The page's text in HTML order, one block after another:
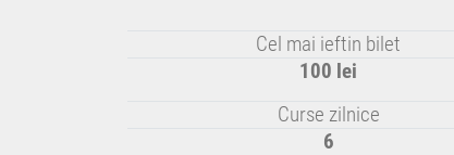
Cel mai ieftin bilet
100 lei
Curse zilnice
6